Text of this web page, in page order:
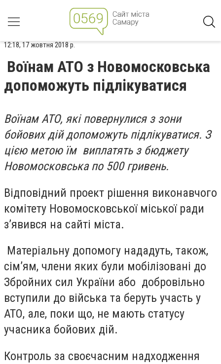
12:18, 17 жовтня 2018 р.
Воїнам АТО з Новомосковська
допоможуть підлікуватися
Воїнам АТО, які повернулися з зони
бойових дій допоможуть підлікуватися. З
цією метою їм виплатять з бюджету
Новомосковська по 500 гривень.
Відповідний проект рішення виконавчого
комітету Новомосковської міської ради
з’явився на сайті міста.
Матеріальну допомогу нададуть, також,
сім’ям, члени яких були мобілізовані до
Збройних сил України або добровільно
вступили до війська та беруть участь у
АТО, але, поки що, не мають статусу
учасника бойових дій.
Контроль за своєчасним надходження